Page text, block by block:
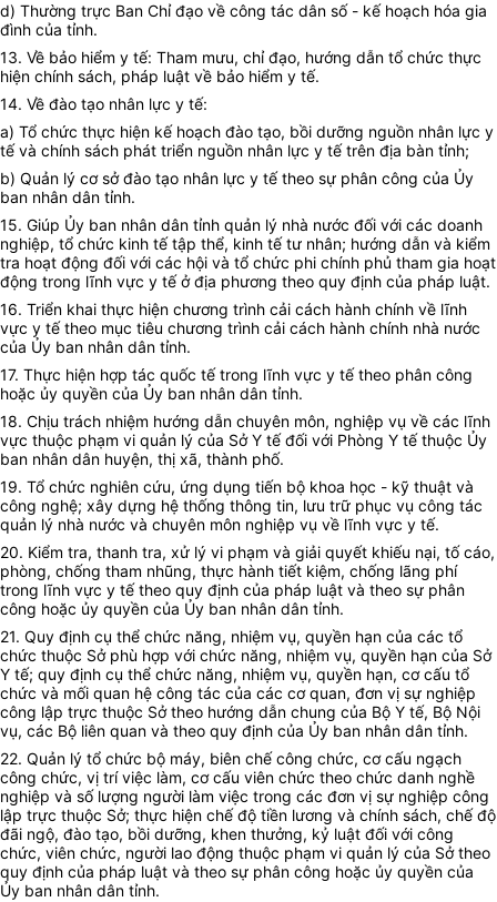
d) Thường trực Ban Chỉ đạo về công tác dân số - kế hoạch hóa gia
đình của tỉnh.
13. Về bảo hiểm y tế: Tham mưu, chỉ đạo, hướng dẫn tổ chức thực
hiện chính sách, pháp luật về bảo hiểm y tế.
14. Về đào tạo nhân lực y tế:
a) Tổ chức thực hiện kế hoạch đào tạo, bồi dưỡng nguồn nhân lực y
tế và chính sách phát triển nguồn nhân lực y tế trên địa bàn tỉnh;
b) Quản lý cơ sở đào tạo nhân lực y tế theo sự phân công của Ủy
ban nhân dân tỉnh.
15. Giúp Ủy ban nhân dân tỉnh quản lý nhà nước đối với các doanh
nghiệp, tổ chức kinh tế tập thể, kinh tế tư nhân; hướng dẫn và kiểm
tra hoạt động đối với các hội và tổ chức phi chính phủ tham gia hoạt
động trong lĩnh vực y tế ở địa phương theo quy định của pháp luật.
16. Triển khai thực hiện chương trình cải cách hành chính về lĩnh
vực y tế theo mục tiêu chương trình cải cách hành chính nhà nước
của Ủy ban nhân dân tỉnh.
17. Thực hiện hợp tác quốc tế trong lĩnh vực y tế theo phân công
hoặc ủy quyền của Ủy ban nhân dân tỉnh.
18. Chịu trách nhiệm hướng dẫn chuyên môn, nghiệp vụ về các lĩnh
vực thuộc phạm vi quản lý của Sở Y tế đối với Phòng Y tế thuộc Ủy
ban nhân dân huyện, thị xã, thành phố.
19. Tổ chức nghiên cứu, ứng dụng tiến bộ khoa học - kỹ thuật và
công nghệ; xây dựng hệ thống thông tin, lưu trữ phục vụ công tác
quản lý nhà nước và chuyên môn nghiệp vụ về lĩnh vực y tế.
20. Kiểm tra, thanh tra, xử lý vi phạm và giải quyết khiếu nại, tố cáo,
phòng, chống tham nhũng, thực hành tiết kiệm, chống lãng phí
trong lĩnh vực y tế theo quy định của pháp luật và theo sự phân
công hoặc ủy quyền của Ủy ban nhân dân tỉnh.
21. Quy định cụ thể chức năng, nhiệm vụ, quyền hạn của các tổ
chức thuộc Sở phù hợp với chức năng, nhiệm vụ, quyền hạn của Sở
Y tế; quy định cụ thể chức năng, nhiệm vụ, quyền hạn, cơ cấu tổ
chức và mối quan hệ công tác của các cơ quan, đơn vị sự nghiệp
công lập trực thuộc Sở theo hướng dẫn chung của Bộ Y tế, Bộ Nội
vụ, các Bộ liên quan và theo quy định của Ủy ban nhân dân tỉnh.
22. Quản lý tổ chức bộ máy, biên chế công chức, cơ cấu ngạch
công chức, vị trí việc làm, cơ cấu viên chức theo chức danh nghề
nghiệp và số lượng người làm việc trong các đơn vị sự nghiệp công
lập trực thuộc Sở; thực hiện chếđộ tiền lương và chính sách, chế độ
đãi ngộ, đào tạo, bồi dưỡng, khen thưởng, kỷ luật đối với công
chức, viên chức, người lao động thuộc phạm vi quản lý của Sở theo
quy định của pháp luật và theo sự phân công hoặc ủy quyền của
Ủy ban nhân dân tỉnh.